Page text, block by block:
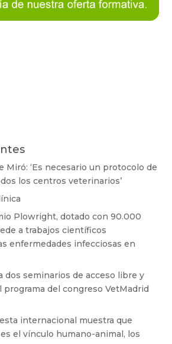
Miró: ‘Es necesario un protocolo de
los centros veterinarios’
Plowright, dotado con 90.000
a trabajos científicos
enfermedades infecciosas en
dos seminarios de acceso libre y
del congreso VetMadrid
internacional muestra que
el vínculo humano-animal, los